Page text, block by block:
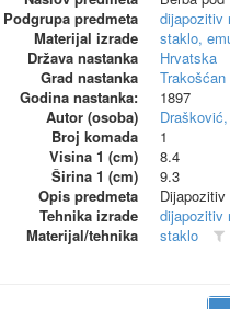
Podgrupa predmeta
dijapozitiv
Materijal izrade
staklo,
Država nastanka
Hrvatska
Grad nastanka
Trakošćan
Godina nastanka:
1897
Autor (osoba)
Broj komada
1
Visina 1 (cm)
8.4
Širina 1 (cm)
9.3
Opis predmeta
Tehnika izrade
dijapozitiv
Materijal/tehnika
staklo